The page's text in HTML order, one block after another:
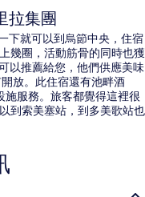
拉集團
下就可以到烏節中央，住宿
幾圈，活動筋骨的同時也獲
以推薦給您，他們供應美味
放。此住宿還有池畔酒
施服務。旅客都覺得這裡很
到索美塞站，到多美歌站也